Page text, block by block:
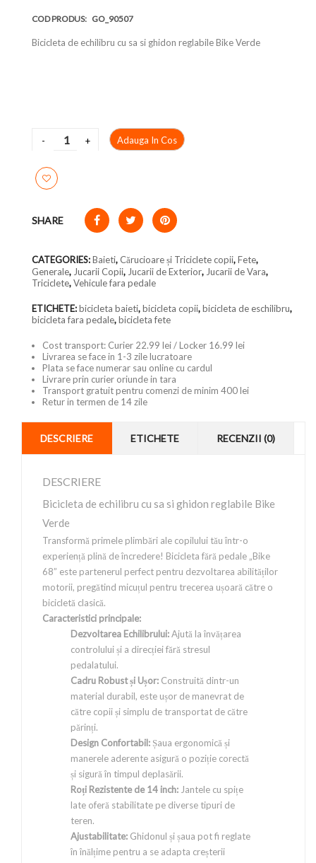
COD PRODUS: GO_90507
Bicicleta de echilibru cu sa si ghidon reglabile Bike Verde
Adauga In Cos
SHARE
CATEGORIES:Baieti,Cărucioare și Triciclete copii,Fete,
Generale, Jucarii Copii, Jucarii de Exterior, Jucarii de Vara,
Triciclete,Vehicule fara pedale
ETICHETE:bicicleta baieti,bicicleta copii,bicicleta de eschilibru,
bicicleta fara pedale,bicicleta fete
Cost transport: Curier 22.99 lei / Locker 16.99 lei
Livrarea se face in 1-3 zile lucratoare
Plata se face numerar sau online cu cardul
Livrare prin curier oriunde in tara
Transport gratuit pentru comenzi de minim 400 lei
Retur in termen de 14 zile
DESCRIERE ETICHETE RECENZII (0)
DESCRIERE
Bicicleta de echilibru cu sa si ghidon reglabile Bike
Verde
Transformă primele plimbări ale copilului tău într-o
experiență plină de încredere! Bicicleta fără pedale „Bike
68” este partenerul perfect pentru dezvoltarea abilităților
motorii, pregătind micuțul pentru trecerea ușoară către o
bicicletă clasică.
Caracteristici principale:
Dezvoltarea Echilibrului:Ajută la învățarea
controlului și a direcției fără stresul
pedalatului.
Cadru Robust și Ușor: Construită dintr-un
material durabil, este ușor de manevrat de
către copii și simplu de transportat de către
părinți.
Design Confortabil: Șaua ergonomică și
manerele aderente asigură o poziție corectă
și sigură în timpul deplasării.
Roți Rezistente de 14 inch: Jantele cu spițe
late oferă stabilitate pe diverse tipuri de
teren.
Ajustabilitate: Ghidonul și șaua pot fi reglate
în înălțime pentru a se adapta creșterii